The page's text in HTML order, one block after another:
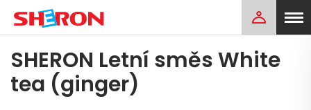
SHERON Letní směs White
tea (ginger)